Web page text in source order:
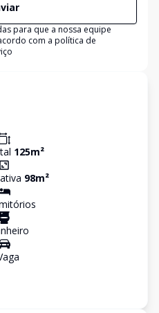
para que a nossa equipe
com a política de
125m²
98m²
s